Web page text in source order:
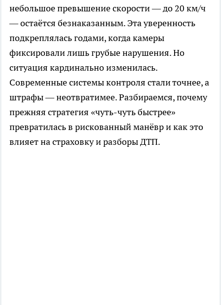
небольшое превышение скорости — до 20 км/ч
— остаётся безнаказанным. Эта уверенность
подкреплялась годами, когда камеры
фиксировали лишь грубые нарушения. Но
ситуация кардинально изменилась.
Современные системы контроля стали точнее, а
штрафы — неотвратимее. Разбираемся, почему
прежняя стратегия «чуть-чуть быстрее»
превратилась в рискованный манёвр и как это
влияет на страховку и разборы ДТП.